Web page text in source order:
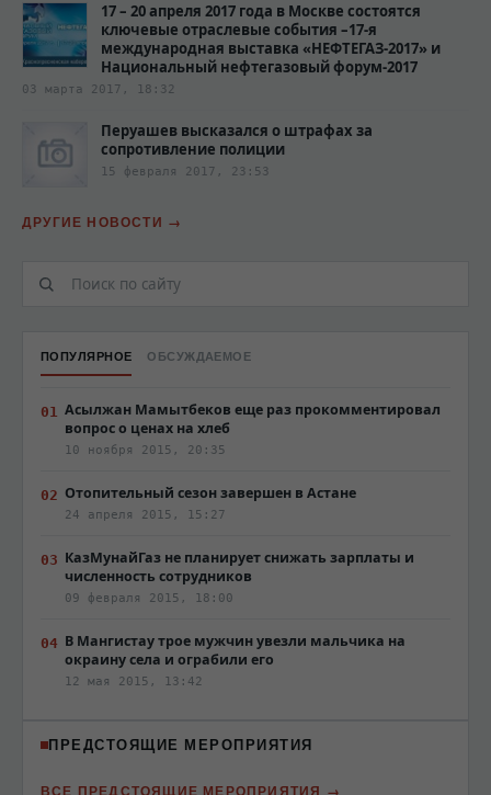
17 – 20 апреля 2017 года в Москве состоятся
ключевые отраслевые события –17-я
международная выставка «НЕФТЕГАЗ-2017» и
Национальный нефтегазовый форум-2017
03 марта 2017, 18:32
Перуашев высказался о штрафах за
сопротивление полиции‍
15 февраля 2017, 23:53
ДРУГИЕ НОВОСТИ
ПОПУЛЯРНОЕ ОБСУЖДАЕМОЕ
Асылжан Мамытбеков еще раз прокомментировал
вопрос о ценах на хлеб
10 ноября 2015, 20:35
Отопительный сезон завершен в Астане
24 апреля 2015, 15:27
КазМунайГаз не планирует снижать зарплаты и
численность сотрудников
09 февраля 2015, 18:00
В Мангистау трое мужчин увезли мальчика на
окраину села и ограбили его
12 мая 2015, 13:42
ПРЕДСТОЯЩИЕ МЕРОПРИЯТИЯ
ВСЕ ПРЕДСТОЯЩИЕ МЕРОПРИЯТИЯ